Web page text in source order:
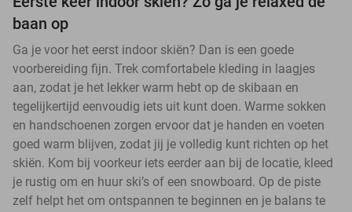
baan op
Ga je voor het eerst indoor skiën? Dan is een goede
voorbereiding fijn. Trek comfortabele kleding in laagjes
aan, zodat je het lekker warm hebt op de skibaan en
tegelijkertijd eenvoudig iets uit kunt doen. Warme sokken
en handschoenen zorgen ervoor dat je handen en voeten
goed warm blijven, zodat jij je volledig kunt richten op het
skiën. Kom bij voorkeur iets eerder aan bij de locatie, kleed
je rustig om en huur ski’s of een snowboard. Op de piste
zelf helpt het om ontspannen te beginnen en je balans te